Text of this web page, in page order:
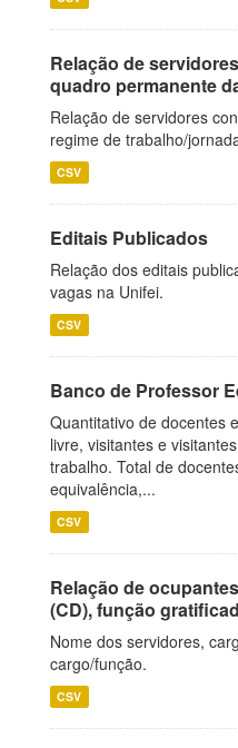
Relação de
quadro permanente
Relação de servidores
regime de trabalho/
CSV
Editais Publicados
Relação dos editais
vagas na Unifei.
CSV
Banco de Professor
Quantitativo de docentes
livre, visitantes e
trabalho. Total de
equivalência,...
CSV
Relação de
(CD), função
Nome dos servidores,
cargo/função.
CSV